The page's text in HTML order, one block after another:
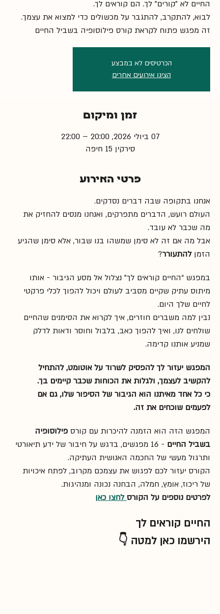
זה מפגש פתוח לקראת קורס פילוסופיה בשביל החיים
הכרטיסים לא במבצע
הציגו אירועים אחרים
זמן ומיקום
07 ביולי 2026, 20:00 – 22:00
סירקין 15 חיפה
פרטי האירוע
אנחנו בתקופה שבה דברים נסדקים.
העולם רועש, הדברים מתפרקים, ואנחנו מנסים להחזיק את
מה שכבר לא עובד.
אבל מה אם זה לא סימן שמשהו בנו שבור, אלא סימן שהגיע
הזמן להתעורר?
במפגש “החיים קוראים לך” נצלול אל מסע הגיבור - אותו
מיתוס עתיק שקיים מסביב לעולם ויכול להפוך לכלי פרקטי
לחיים שלך היום.
נבין למה משברים חוזרים, איך לקרוא את הסימנים שהחיים
שולחים לנו, ואיך להפוך כאב, בלבול וחוסר ודאות לדלק
שמניע אותנו קדימה.
המפגש יעזור לך להפסיק לשרוד על אוטומט, להתחיל
להקשיב לעצמך, ולגלות את הכוחות שכבר קיימים בך.
כי כל אחד מאיתנו הוא הגיבור של הסיפור שלו, גם אם
לפעמים שוכחים את זה.
המפגש הזה הוא הזמנה להיכרות עם קורס פילוסופיה
בשביל החיים
- 16 מפגשים, בדגש על חיבור של ידע תיאורטי
ותרגול מעשי של החכמה האנושית העתיקה.
הקורס יעזור לכם לפגוש את עצמכם מקרוב, לפתח איכויות
של ריכוז, אומץ, חמלה, הבחנה נכונה ומנהיגות.
לפרטים נוספים על הקורס לחצו כאן
החיים קוראים לך
הירשמו כאן למטה 👇